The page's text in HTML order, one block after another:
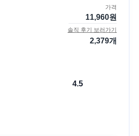
가격
11,960원
솔직 후기 보러가기
2,379개
4.5